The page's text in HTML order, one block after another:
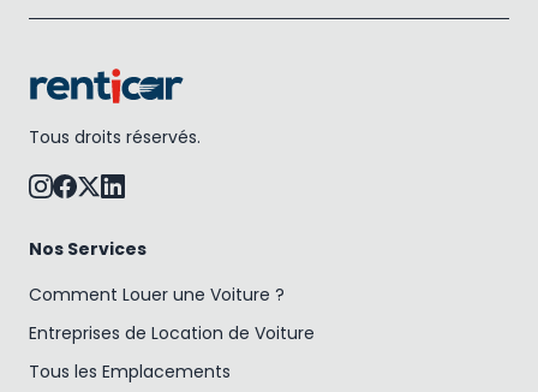
Tous droits réservés.
Nos Services
Comment Louer une Voiture ?
Entreprises de Location de Voiture
Tous les Emplacements